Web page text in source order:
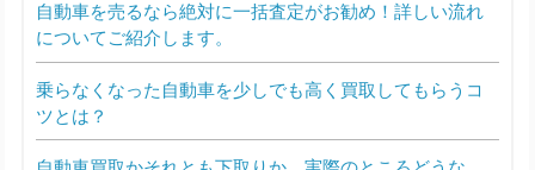
自動車を売るなら絶対に一括査定がお勧め！詳しい流れ
についてご紹介します。
乗らなくなった自動車を少しでも高く買取してもらうコ
ツとは？